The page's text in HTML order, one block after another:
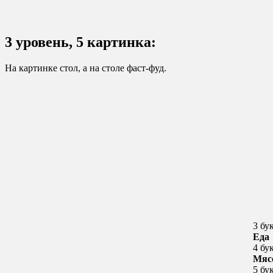
3 уровень, 5 картинка:
На картинке стол, а на столе фаст-фуд.
3
Еда
4
5